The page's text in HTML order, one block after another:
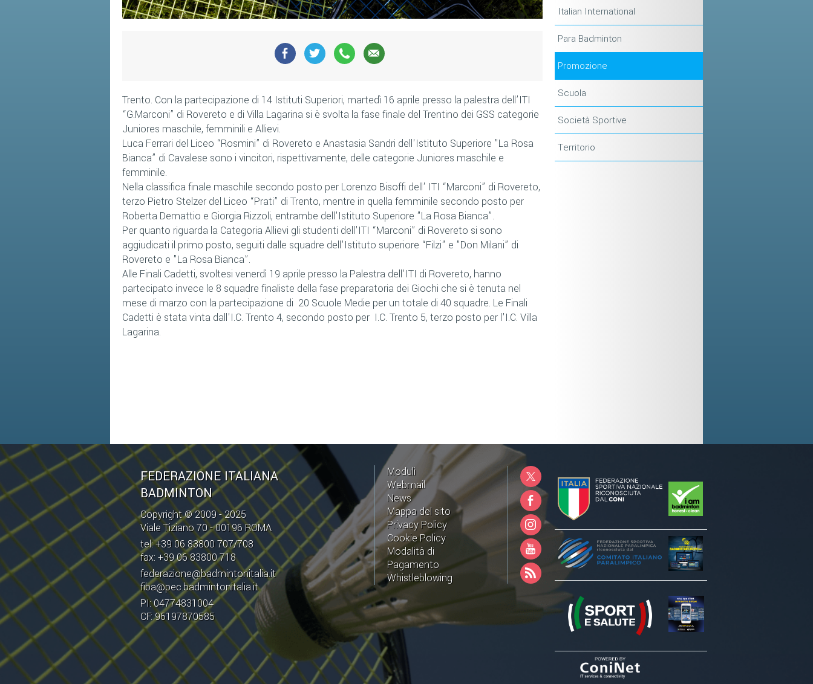
Trento. Con la partecipazione di 14 Istituti Superiori, martedì 16 aprile presso la palestra dell’ITI
“G.Marconi” di Rovereto e di Villa Lagarina si è svolta la fase finale del Trentino dei GSS categorie
Juniores maschile, femminili e Allievi.
Luca Ferrari del Liceo “Rosmini” di Rovereto e Anastasia Sandri dell'Istituto Superiore "La Rosa
Bianca” di Cavalese sono i vincitori, rispettivamente, delle categorie Juniores maschile e
femminile.
Nella classifica finale maschile secondo posto per Lorenzo Bisoffi dell' ITI “Marconi” di Rovereto,
terzo Pietro Stelzer del Liceo “Prati” di Trento, mentre in quella femminile secondo posto per
Roberta Demattio e Giorgia Rizzoli, entrambe dell'Istituto Superiore "La Rosa Bianca”.
Per quanto riguarda la CategoriaAllievi gli studenti dell'ITI “Marconi” di Rovereto si sono
aggiudicati il primo posto, seguiti dalle squadre dell'Istituto superiore “Filzi" e "Don Milani” di
Rovereto e "La Rosa Bianca”.
Alle Finali Cadetti, svoltesi venerdì 19 aprile presso la Palestra dell'ITI di Rovereto, hanno
partecipato invece le 8 squadre finaliste della fase preparatoria dei Giochi che si è tenuta nel
mese di marzo con la partecipazione di 20 Scuole Medie per un totale di 40 squadre. Le Finali
Cadetti è stata vinta dall'I.C. Trento 4, secondo posto per I.C. Trento 5, terzo posto per l'I.C. Villa
Lagarina.
Italian International
Para Badminton
Promozione
Scuola
Società Sportive
Territorio
FEDERAZIONE ITALIANA
BADMINTON
Copyright © 2009 - 2025
Viale Tiziano 70 - 00196 ROMA
tel: +39 06 83800 707/708
fax: +39 06 83800 718
federazione@badmintonitalia.it
fiba@pec.badmintonitalia.it
PI: 04774831004
CF: 96197870585
Moduli
Webmail
News
Mappa del sito
Privacy Policy
Cookie Policy
Modalità di
Pagamento
Whistleblowing